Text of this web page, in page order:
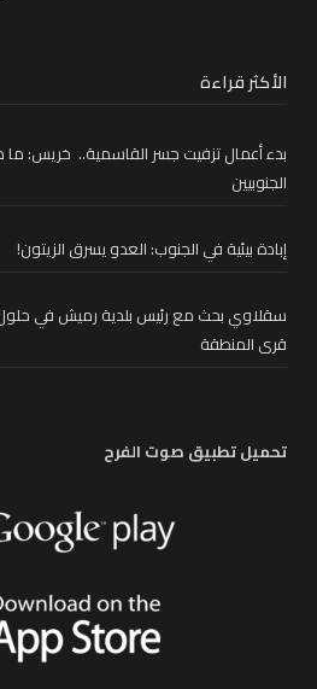
الأكثر قراءة
بدء أعمال تزفيت جسر القاسمية.. خريس: ما
الجنوبيين
إبادة بيئية في الجنوب: العدو يسرق الزيتون!
سقلاوي بحث مع رئيس بلدية رميش في حلول
قرى المنطقة
تحميل تطبيق صوت الفرح